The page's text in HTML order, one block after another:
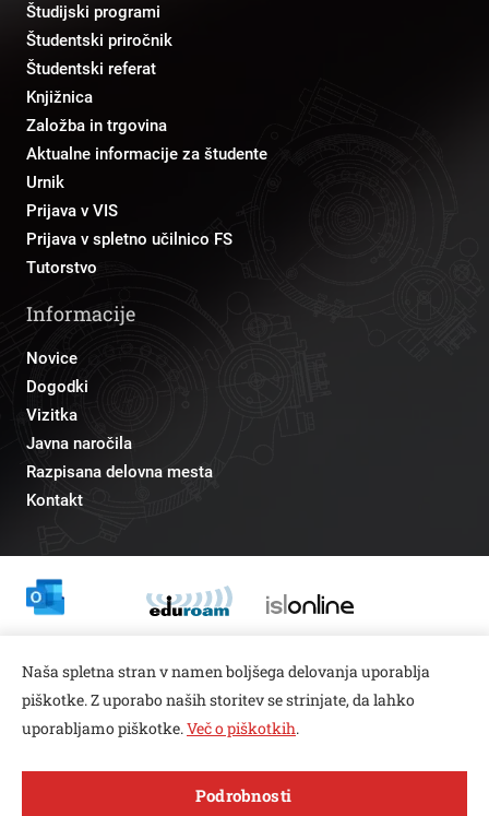
Open toolbar
Študijski programi
Študentski priročnik
Študentski referat
Knjižnica
Založba in trgovina
Aktualne informacije za študente
Urnik
Prijava v VIS
Prijava v spletno učilnico FS
Tutorstvo
Informacije
Novice
Dogodki
Vizitka
Javna naročila
Razpisana delovna mesta
Kontakt
pr@fs.uni-lj.si
Naša spletna stran v namen boljšega delovanja uporablja
piškotke. Z uporabo naših storitev se strinjate, da lahko
uporabljamo piškotke.Več o piškotkih.
Podrobnosti